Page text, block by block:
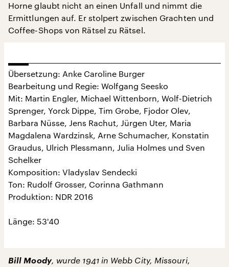
Horne glaubt nicht an einen Unfall und nimmt die
Ermittlungen auf. Er stolpert zwischen Grachten und
Coffee-Shops von Rätsel zu Rätsel.
Übersetzung: Anke Caroline Burger
Bearbeitung und Regie: Wolfgang Seesko
Mit: Martin Engler, Michael Wittenborn, Wolf-Dietrich
Sprenger, Yorck Dippe, Tim Grobe, Fjodor Olev,
Barbara Nüsse, Jens Rachut, Jürgen Uter, Maria
Magdalena Wardzinsk, Arne Schumacher, Konstatin
Graudus, Ulrich Plessmann, Julia Holmes und Sven
Schelker
Komposition: Vladyslav Sendecki
Ton: Rudolf Grosser, Corinna Gathmann
Produktion: NDR 2016
Länge: 53'40
Bill Moody, wurde 1941 in Webb City, Missouri,